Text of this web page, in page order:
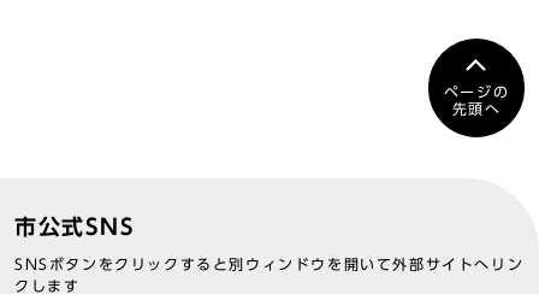
ページの
先頭へ
市公式SNS
SNSボタンをクリックすると別ウィンドウを開いて外部サイトへリン
クします